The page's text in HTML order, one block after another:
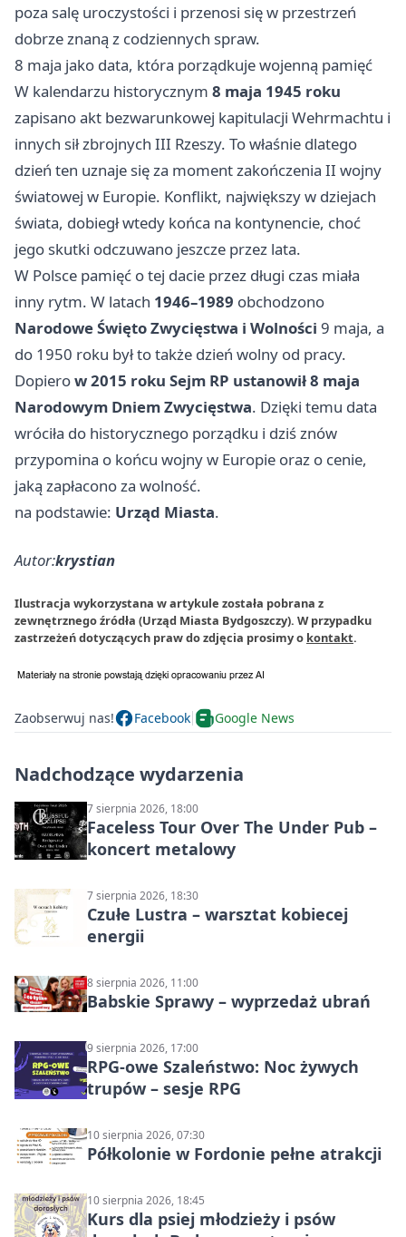
poza salę uroczystości i przenosi się w przestrzeń
dobrze znaną z codziennych spraw.
8 maja jako data, która porządkuje wojenną pamięć
W kalendarzu historycznym 8 maja 1945 roku
zapisano akt bezwarunkowej kapitulacji Wehrmachtu i
innych sił zbrojnych III Rzeszy. To właśnie dlatego
dzień ten uznaje się za moment zakończenia II wojny
światowej w Europie. Konflikt, największy w dziejach
świata, dobiegł wtedy końca na kontynencie, choć
jego skutki odczuwano jeszcze przez lata.
W Polsce pamięć o tej dacie przez długi czas miała
inny rytm. W latach 1946–1989 obchodzono
Narodowe Święto Zwycięstwa i Wolności 9 maja, a
do 1950 roku był to także dzień wolny od pracy.
Dopierow 2015 roku Sejm RP ustanowił 8 maja
Narodowym Dniem Zwycięstwa. Dzięki temu data
wróciła do historycznego porządku i dziś znów
przypomina o końcu wojny w Europie oraz o cenie,
jaką zapłacono za wolność.
na podstawie: Urząd Miasta.
Autor:krystian
Ilustracja wykorzystana w artykule została pobrana z
zewnętrznego źródła (Urząd Miasta Bydgoszczy). W przypadku
zastrzeżeń dotyczących praw do zdjęcia prosimy o kontakt.
Zaobserwuj nas! Facebook Google News
Nadchodzące wydarzenia
7 sierpnia 2026, 18:00
Faceless Tour Over The Under Pub –
koncert metalowy
7 sierpnia 2026, 18:30
Czułe Lustra – warsztat kobiecej
energii
8 sierpnia 2026, 11:00
Babskie Sprawy – wyprzedaż ubrań
9 sierpnia 2026, 17:00
RPG-owe Szaleństwo: Noc żywych
trupów – sesje RPG
10 sierpnia 2026, 07:30
Półkolonie w Fordonie pełne atrakcji
10 sierpnia 2026, 18:45
Kurs dla psiej młodzieży i psów